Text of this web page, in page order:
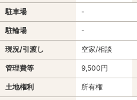
駐車場 -
駐輪場 -
現況/引渡し 空家/相談
管理費等 9,500円
土地権利 所有権